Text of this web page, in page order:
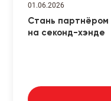
01.06.2026
Стань партнёром
на секонд-хэнде